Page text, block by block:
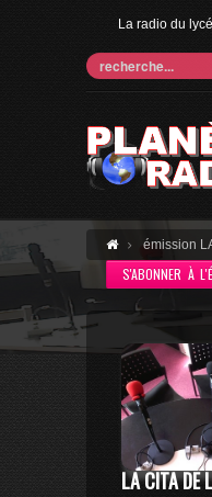
La radio du
émission
S'ABONNER À
LA CITA DE